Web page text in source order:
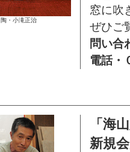
陶・小滝正治
窓に吹
ぜひご
問い合
電話・
「海
新規